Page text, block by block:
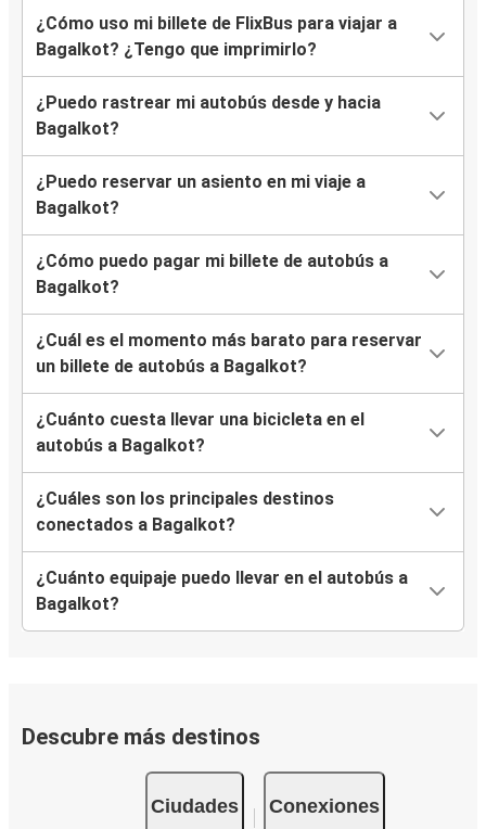
¿Cómo uso mi billete de FlixBus para viajar a
Bagalkot? ¿Tengo que imprimirlo?
¿Puedo rastrear mi autobús desde y hacia
Bagalkot?
¿Puedo reservar un asiento en mi viaje a
Bagalkot?
¿Cómo puedo pagar mi billete de autobús a
Bagalkot?
¿Cuál es el momento más barato para reservar
un billete de autobús a Bagalkot?
¿Cuánto cuesta llevar una bicicleta en el
autobús a Bagalkot?
¿Cuáles son los principales destinos
conectados a Bagalkot?
¿Cuánto equipaje puedo llevar en el autobús a
Bagalkot?
Descubre más destinos
Ciudades Conexiones